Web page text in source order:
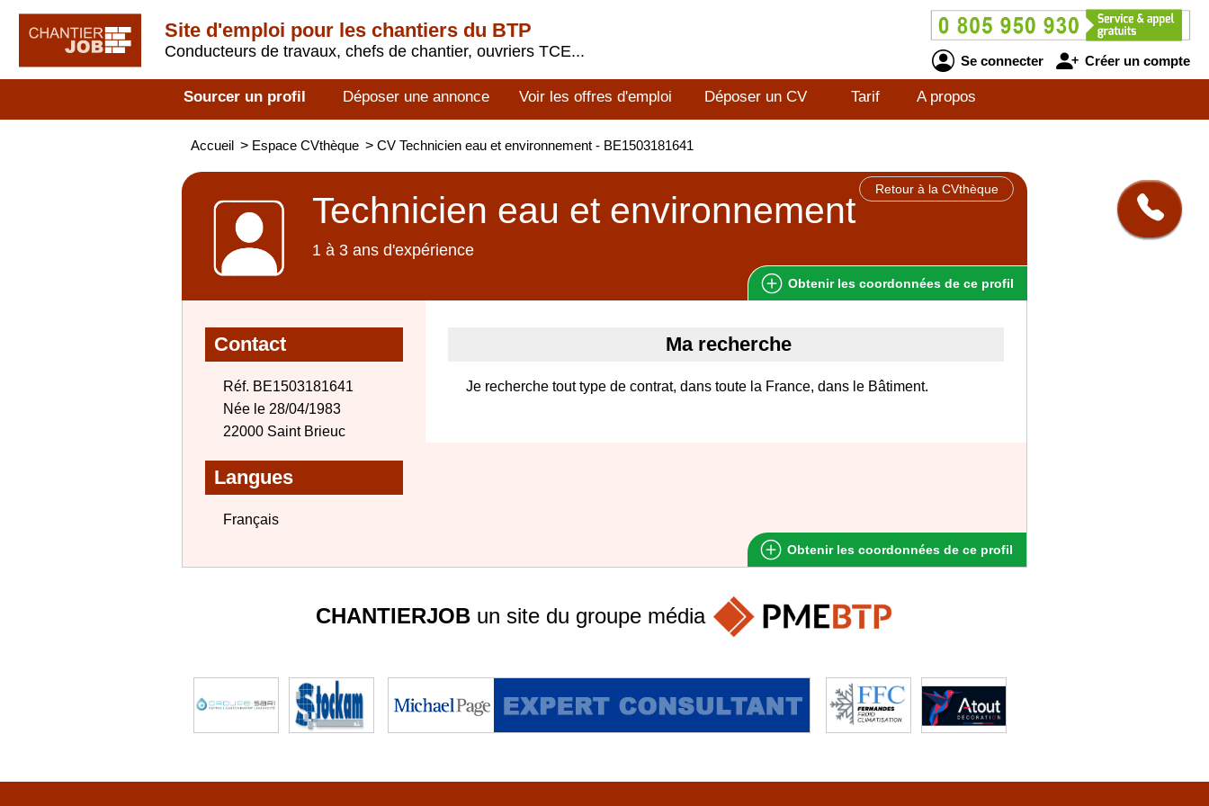
Site d'emploi pour les chantiers du BTP
Conducteurs de travaux, chefs de chantier, ouvriers TCE...
Se connecter Créer un compte
Sourcer un profil Déposer une annonce Voir les offres d'emploi Déposer un CV Tarif A propos
Accueil > Espace CVthèque > CV Technicien eau et environnement - BE1503181641
Retour à la CVthèque
Technicien eau et environnement
1 à 3 ans d'expérience
Obtenir les coordonnées de ce profil
Contact
Réf. BE1503181641
Née le 28/04/1983
22000 Saint Brieuc
Langues
Français
Ma recherche
Je recherche tout type de contrat, dans toute la France, dans le Bâtiment.
Obtenir les coordonnées de ce profil
CHANTIERJOBun site du groupe média